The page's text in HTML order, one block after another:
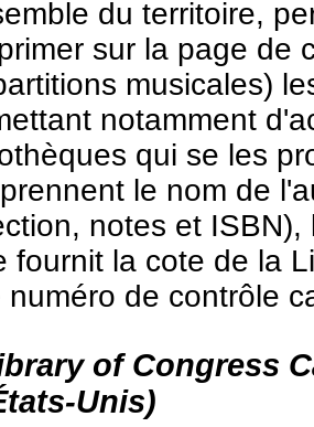
du territoire,
sur la page de
musicales)
notamment
qui se les
le nom de
notes et
fournit la cote de la
numéro de contrôle
of Congress
Unis)